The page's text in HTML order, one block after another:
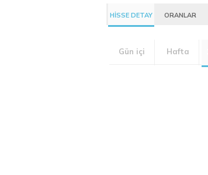
HİSSE DETAY ORANLAR
Gün içi Hafta